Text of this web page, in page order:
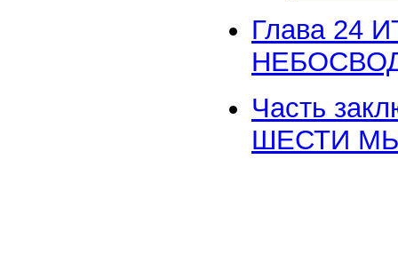
Глава
Часть
ШЕСТИ